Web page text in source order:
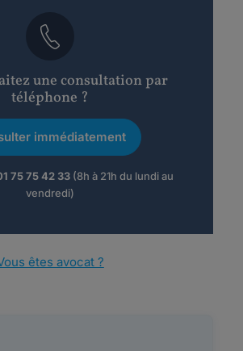
une consultation par
téléphone ?
immédiatement
75 75 42 33(8h à 21h du lundi au
vendredi)
êtes avocat ?